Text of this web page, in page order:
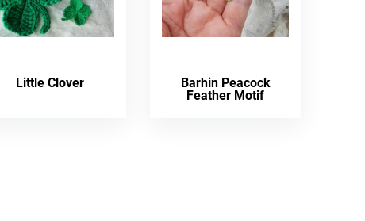
Little Clover
Barhin Peacock
Feather Motif